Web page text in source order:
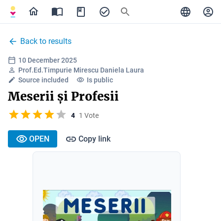
Back to results
10 December 2025
Prof.Ed.Timpurie Mirescu Daniela Laura
Source included
Is public
Meserii și Profesii
4 1 Vote
OPEN Copy link